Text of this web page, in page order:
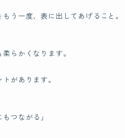
う一度、表に出してあげること。
らかくなります。
があります。
つながる」